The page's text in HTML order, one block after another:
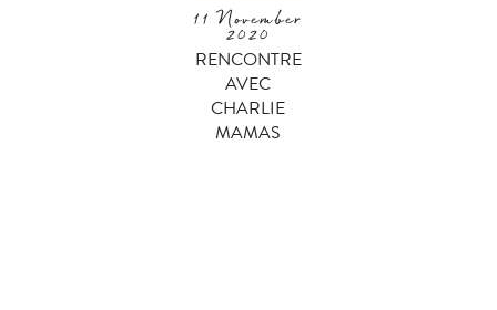
11 November
2020
RENCONTRE
AVEC
CHARLIE
MAMAS